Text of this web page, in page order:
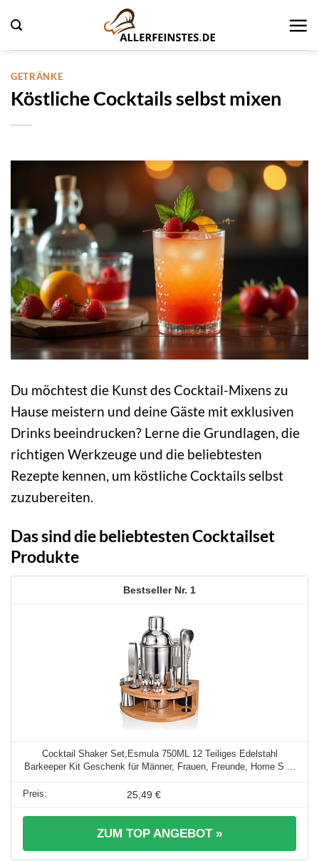
Inhalt
springen
GETRÄNKE
Köstliche Cocktails selbst mixen
Du möchtest die Kunst des Cocktail-Mixens zu
Hause meistern und deine Gäste mit exklusiven
Drinks beeindrucken? Lerne die Grundlagen, die
richtigen Werkzeuge und die beliebtesten
Rezepte kennen, um köstliche Cocktails selbst
zuzubereiten.
Das sind die beliebtesten Cocktailset
Produkte
1
Cocktail Shaker Set,Esmula 750ML 12 Teiliges Edelstahl
Barkeeper Kit Geschenk für Männer, Frauen, Freunde, Home S ...
25,49 €
ZUM TOP ANGEBOT »